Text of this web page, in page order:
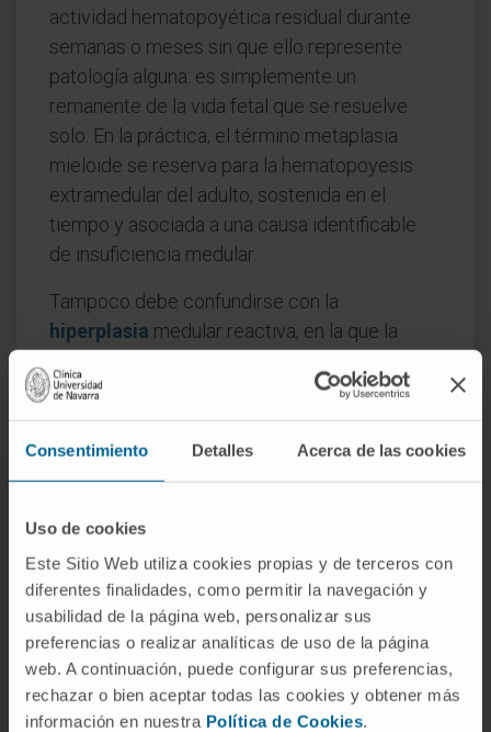
Consentimiento Detalles Acerca de las cookies
Uso de cookies
Este Sitio Web utiliza cookies propias y de terceros con
diferentes finalidades, como permitir la navegación y
usabilidad de la página web, personalizar sus
preferencias o realizar analíticas de uso de la página
web. A continuación, puede configurar sus preferencias,
rechazar o bien aceptar todas las cookies y obtener más
información en nuestra Política de Cookies.
actividad hematopoyética residual durante
semanas o meses sin que ello represente
patología alguna: es simplemente un
remanente de la vida fetal que se resuelve
solo. En la práctica, el término metaplasia
mieloide se reserva para la hematopoyesis
extramedular del adulto, sostenida en el
tiempo y asociada a una causa identificable
de insuficiencia medular.
Tampoco debe confundirse con la
hiperplasia medular reactiva, en la que la
que otros órganos participen. La hiperplasia
eritroide de una anemia ferropénica, por
ejemplo, es un fenómeno exclusivamente
intramedular y no implica metaplasia mieloide.
Preguntas frecuentes
¿Qué significa "mieloide" en este
contexto?
Del griego μυελός (myelós ), médula. Se
refiere al tipo de células sanguíneas que
normalmente se producen en la médula ósea: